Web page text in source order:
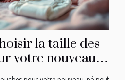
la taille des
votre nouveau-
né?